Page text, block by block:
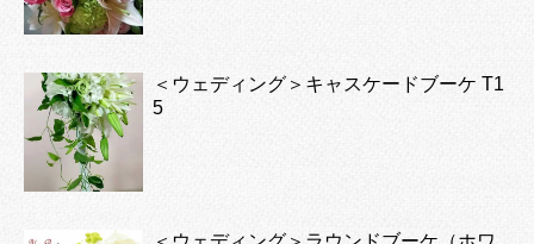
＜ウェディング＞キャスケードブーケ T1
5